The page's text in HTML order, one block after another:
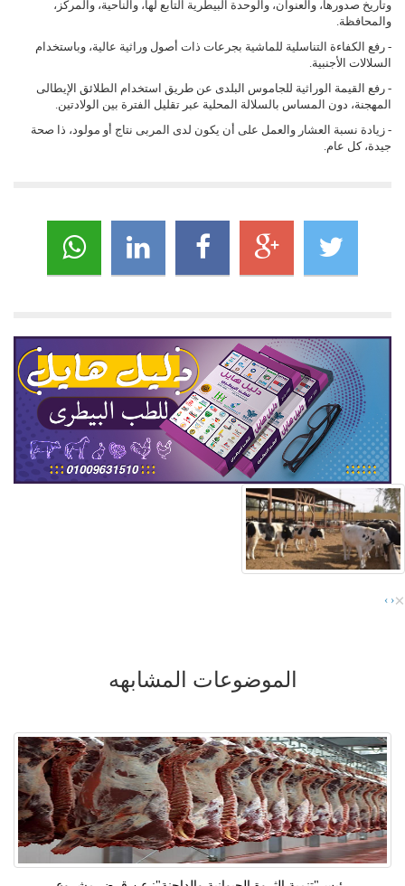
وتاريخ صدورها، والعنوان، والوحدة البيطرية التابع لها، والناحية، والمركز،
والمحافظة.
- رفع الكفاءة التناسلية للماشية بجرعات ذات أصول وراثية عالية، وباستخدام
السلالات الأجنبية.
- رفع القيمة الوراثية للجاموس البلدى عن طريق استخدام الطلائق الإيطالى
المهجنة، دون المساس بالسلالة المحلية عبر تقليل الفترة بين الولادتين.
- زيادة نسبة العشار والعمل على أن يكون لدى المربى نتاج أو مولود، ذا صحة
جيدة، كل عام.
‹
› ×
الموضوعات المشابهه